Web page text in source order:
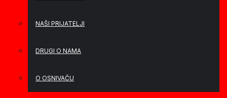
NAŠI PRIJATELJI
DRUGI O NAMA
O OSNIVAČU